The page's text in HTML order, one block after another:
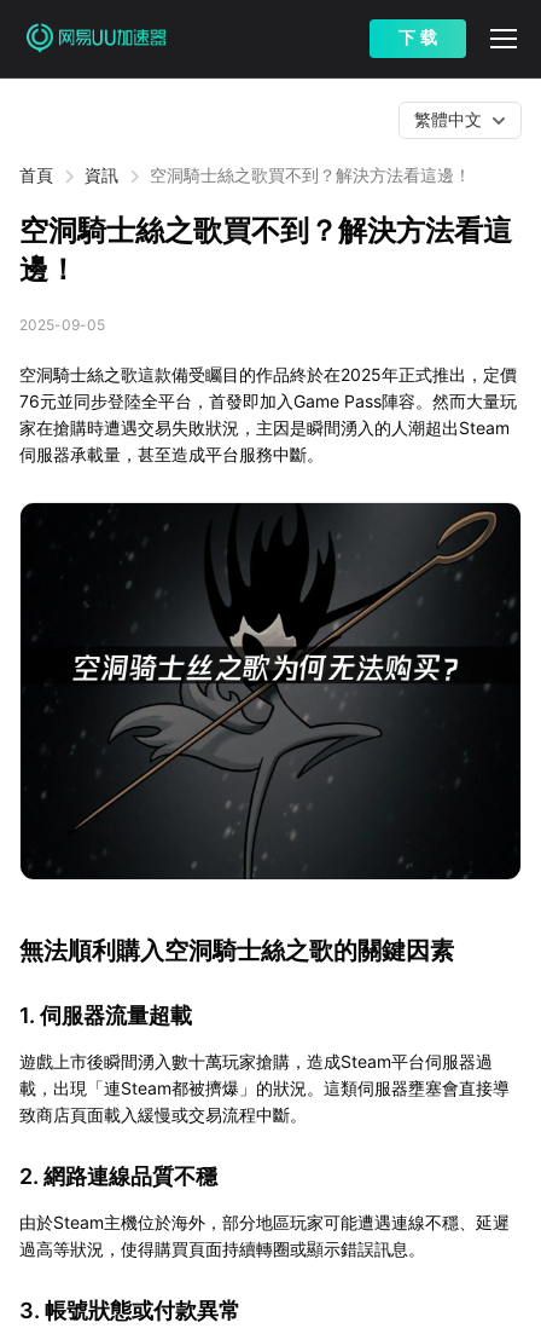
下 载
首頁 資訊 空洞騎士絲之歌買不到？解決方法看這邊！
繁體中文
空洞騎士絲之歌買不到？解決方法看這
邊！
2025-09-05
空洞騎士絲之歌這款備受矚目的作品終於在2025年正式推出，定價
76元並同步登陸全平台，首發即加入Game Pass陣容。然而大量玩
家在搶購時遭遇交易失敗狀況，主因是瞬間湧入的人潮超出Steam
伺服器承載量，甚至造成平台服務中斷。
無法順利購入空洞騎士絲之歌的關鍵因素
1. 伺服器流量超載
遊戲上市後瞬間湧入數十萬玩家搶購，造成Steam平台伺服器過
載，出現「連Steam都被擠爆」的狀況。這類伺服器壅塞會直接導
致商店頁面載入緩慢或交易流程中斷。
2. 網路連線品質不穩
由於Steam主機位於海外，部分地區玩家可能遭遇連線不穩、延遲
過高等狀況，使得購買頁面持續轉圈或顯示錯誤訊息。
3. 帳號狀態或付款異常